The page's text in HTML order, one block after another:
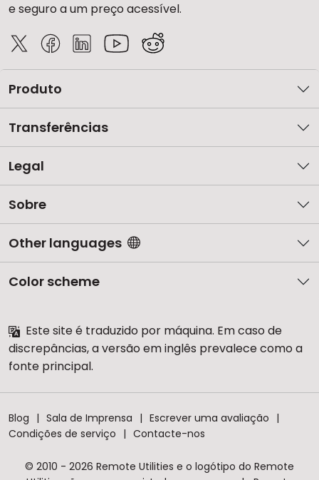
e seguro a um preço acessível.
Produto
Transferências
Legal
Sobre
Other languages
Color scheme
Este site é traduzido por máquina. Em caso de
discrepâncias, a versão em inglês prevalece como a
fonte principal.
Blog Sala de Imprensa
Escrever uma avaliação
Condições de serviço
Contacte-nos
© 2010 - 2026 Remote Utilities e o logótipo do Remote